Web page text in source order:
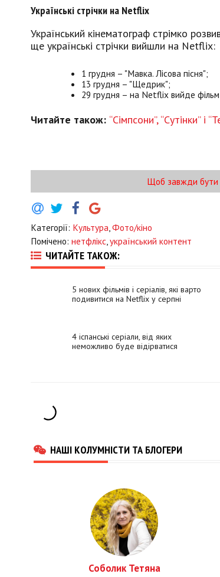
Українські стрічки на Netflix
Український кінематограф стрімко
ще українські стрічки вийшли на Netflix:
1 грудня – "Мавка. Лісова пісня";
13 грудня – "Щедрик";
29 грудня – на Netflix вийде
Читайте також: “Сімпсони”, “Сутінки”
Щоб завжди бути
Категорії: Культура,Фото/кіно
Помічено: нетфлікс,український контент
ЧИТАЙТЕ ТАКОЖ:
5 нових фільмів і серіалів, які варто
подивитися на Netflix у серпні
4 іспанські серіали, від яких
неможливо буде відірватися
НАШІ КОЛУМНІСТИ ТА БЛОГЕРИ
Соболик Тетяна